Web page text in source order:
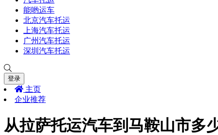
能哟运车
北京汽车托运
上海汽车托运
广州汽车托运
深圳汽车托运
登录
主页
企业推荐
从拉萨托运汽车到马鞍山市多